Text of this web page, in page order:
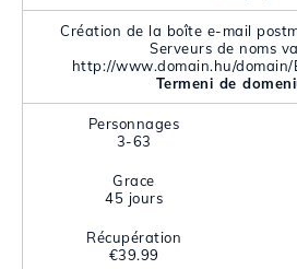
Création de la boîte e-mail
Serveurs de noms
http://www.domain.hu/domain/
Termeni de
Personnages
3-63
Grace
45 jours
Récupération
€39.99